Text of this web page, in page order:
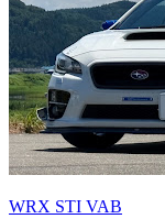
WRX STI VAB